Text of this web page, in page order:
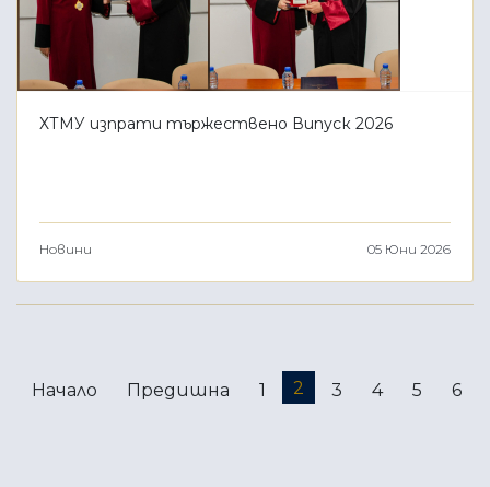
ХТМУ изпрати тържествено Випуск 2026
Новини 05 Юни 2026
Начало Предишна 1 2 3 4 5 6